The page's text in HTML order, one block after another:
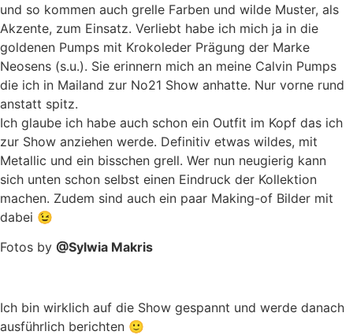
und so kommen auch grelle Farben und wilde Muster, als
Akzente, zum Einsatz. Verliebt habe ich mich ja in die
goldenen Pumps mit Krokoleder Prägung der Marke
Neosens (s.u.). Sie erinnern mich an meine Calvin Pumps
die ich in Mailand zur No21 Show anhatte. Nur vorne rund
anstatt spitz.
Ich glaube ich habe auch schon ein Outfit im Kopf das ich
zur Show anziehen werde. Definitiv etwas wildes, mit
Metallic und ein bisschen grell. Wer nun neugierig kann
sich unten schon selbst einen Eindruck der Kollektion
machen. Zudem sind auch ein paar Making-of Bilder mit
dabei 😉
Fotos by @Sylwia Makris
Ich bin wirklich auf die Show gespannt und werde danach
ausführlich berichten 🙂